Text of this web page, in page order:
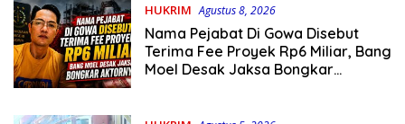
HUKRIM Agustus 8, 2026
Nama Pejabat Di Gowa Disebut
Terima Fee Proyek Rp6 Miliar, Bang
Moel Desak Jaksa Bongkar